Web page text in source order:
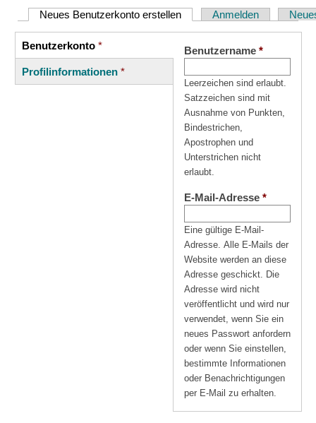
Haupt-
Reiter
Neues Benutzerkonto erstellen (aktiver Reiter)
Anmelden
Vertikale
Reiter
Benutzerkonto *
(aktiver
Reiter)
Profilinformationen *
Benutzername *
Leerzeichen sind erlaubt.
Satzzeichen sind mit
Ausnahme von Punkten,
Bindestrichen,
Apostrophen und
Unterstrichen nicht
erlaubt.
E-Mail-Adresse *
Eine gültige E-Mail-
Adresse. Alle E-Mails der
Website werden an diese
Adresse geschickt. Die
Adresse wird nicht
veröffentlicht und wird nur
verwendet, wenn Sie ein
neues Passwort anfordern
oder wenn Sie einstellen,
bestimmte Informationen
oder Benachrichtigungen
per E-Mail zu erhalten.